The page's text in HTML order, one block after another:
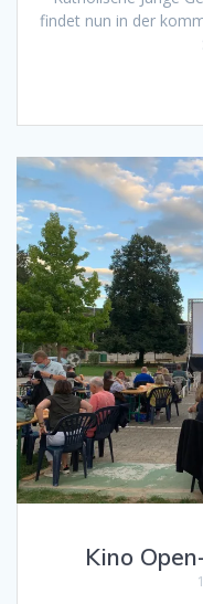
findet nun in der
Kino